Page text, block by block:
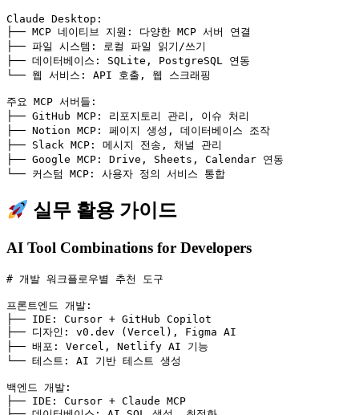
Claude Desktop :
├── MCP 네이티브 지원 :
다양한 MCP 서버 연결
├── 파일 시스템 :
로컬 파일 읽기/쓰기
├── 데이터베이스 :
SQLite, PostgreSQL 연동
└── 웹 서비스 : API 호출, 웹 스크래핑
주요 MCP 서버들 :
├── GitHub MCP :
리포지토리 관리, 이슈 처리
├── Notion MCP :
페이지 생성, 데이터베이스 조작
├── Slack MCP :
메시지 전송, 채널 관리
├── Google MCP :
Drive, Sheets, Calendar 연동
└── 커스텀 MCP : 사용자 정의 서비스 통합
실무 활용 가이드
AI Tool Combinations for Developers
# 개발 워크플로우별 추천 도구
프론트엔드 개발 :
├── IDE :
Cursor + GitHub Copilot
├── 디자인 :
v0.dev (Vercel), Figma AI
├── 배포 :
Vercel, Netlify AI 기능
└── 테스트 : AI 기반 테스트 생성
백엔드 개발 :
├── IDE :
Cursor + Claude MCP